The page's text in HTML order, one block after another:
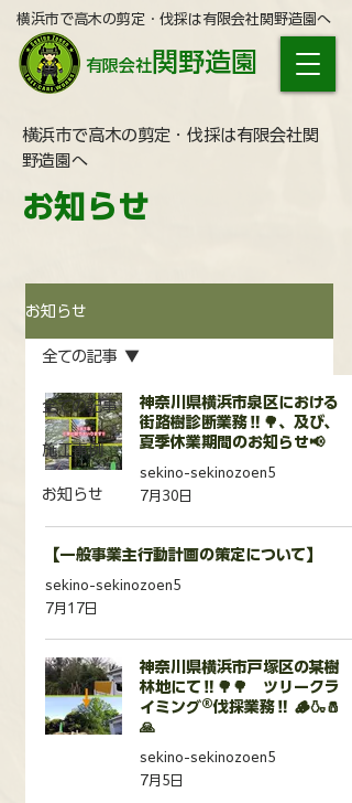
横浜市で高木の剪定・伐採は有限会社関野造園へ
有限会社 関野造園
横浜市で高木の剪定・伐採は有限会社関
野造園へ
お知らせ
お知らせ
全ての記事
施工事例
お知らせ
全ての記事
神奈川県横浜市泉区における
街路樹診断業務‼️🌳、及び、
夏季休業期間のお知らせ📢
sekino-sekinozoen5
7月30日
【一般事業主行動計画の策定について】
sekino-sekinozoen5
7月17日
神奈川県横浜市戸塚区の某樹
林地にて‼️🌳🌳 ツリークラ
イミング®︎伐採業務‼️ 🪵🍶🧂
🙏
sekino-sekinozoen5
7月5日